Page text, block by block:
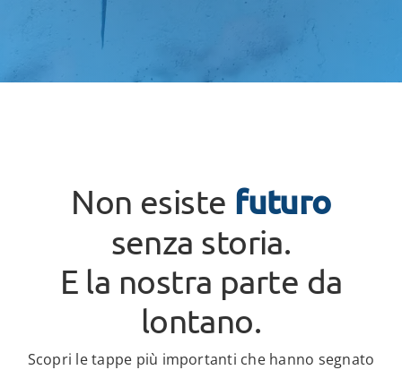
Non esiste futuro
senza storia.
E la nostra parte da
lontano.
Scopri le tappe più importanti che hanno segnato